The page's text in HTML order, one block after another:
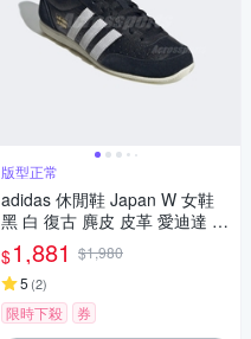
版型正常
adidas 休閒鞋 Japan W 女鞋
黑 白 復古 麂皮 皮革 愛迪達 IH
5490
$1,881 $1,980
5 (2)
限時下殺 券